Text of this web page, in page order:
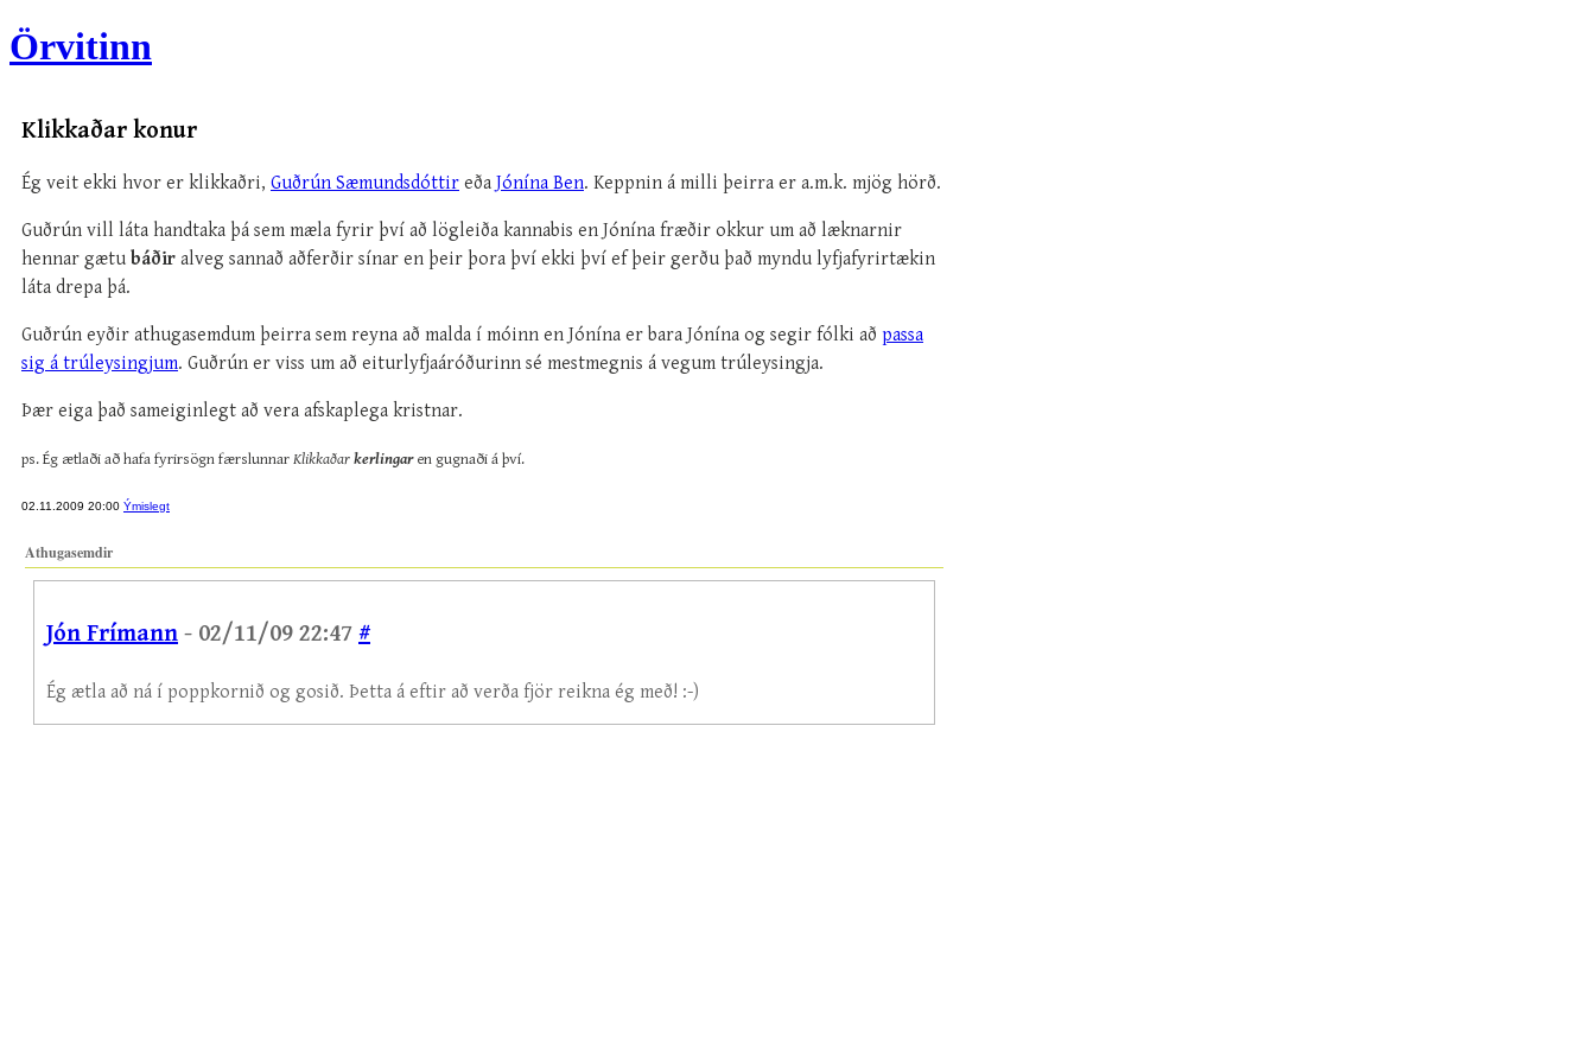
Örvitinn
Klikkaðar konur
Ég veit ekki hvor er klikkaðri, Guðrún Sæmundsdóttir eða Jónína Ben. Keppnin á milli þeirra er a.m.k. mjög hörð.
Guðrún vill láta handtaka þá sem mæla fyrir því að lögleiða kannabis en Jónína fræðir okkur um að læknarnir
hennar gætu báðir alveg sannað aðferðir sínar en þeir þora því ekki því ef þeir gerðu það myndu lyfjafyrirtækin
láta drepa þá.
Guðrún eyðir athugasemdum þeirra sem reyna að malda í móinn en Jónína er bara Jónína og segir fólki að passa
sig á trúleysingjum. Guðrún er viss um að eiturlyfjaáróðurinn sé mestmegnis á vegum trúleysingja.
Þær eiga það sameiginlegt að vera afskaplega kristnar.
ps. Ég ætlaði að hafa fyrirsögn færslunnarKlikkaðarkerlingaren gugnaði á því.
02.11.2009 20:00 Ýmislegt
Athugasemdir
Jón Frímann - 02/11/09 22:47 #
Ég ætla að ná í poppkornið og gosið. Þetta á eftir að verða fjör reikna ég með! :-)